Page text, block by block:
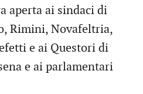
aperta ai sindaci di
Rimini, Novafeltria,
e ai Questori di
e ai parlamentari